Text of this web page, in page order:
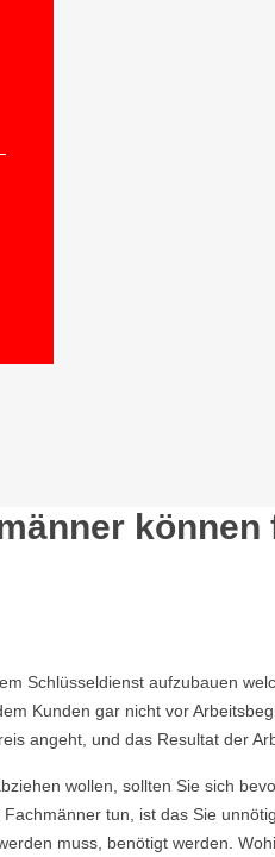
können
Schlüsseldienst aufzubauen
Kunden gar nicht vor
angeht, und das Resultat der
wollen, sollten Sie sich
tun, ist das Sie
muss, benötigt werden.